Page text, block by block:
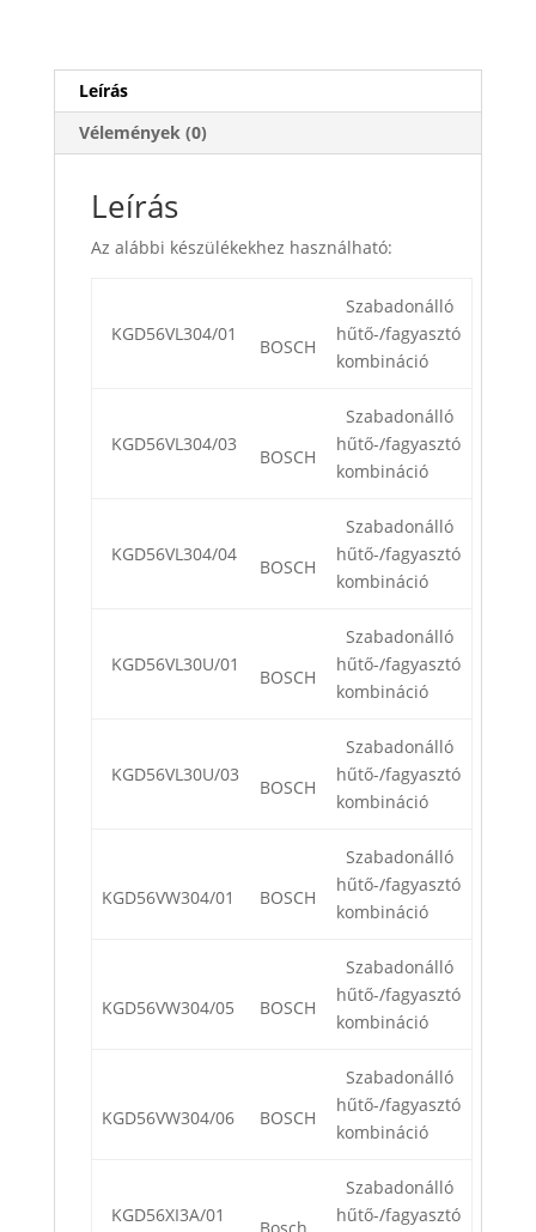
Leírás
Vélemények (0)
Leírás
Az alábbi készülékekhez használható:
KGD56VL304/01
BOSCH
Szabadonálló
hűtő-/fagyasztó
kombináció
KGD56VL304/03
BOSCH
Szabadonálló
hűtő-/fagyasztó
kombináció
KGD56VL304/04
BOSCH
Szabadonálló
hűtő-/fagyasztó
kombináció
KGD56VL30U/01
BOSCH
Szabadonálló
hűtő-/fagyasztó
kombináció
KGD56VL30U/03
BOSCH
Szabadonálló
hűtő-/fagyasztó
kombináció
KGD56VW304/01 BOSCH
Szabadonálló
hűtő-/fagyasztó
kombináció
KGD56VW304/05 BOSCH
Szabadonálló
hűtő-/fagyasztó
kombináció
KGD56VW304/06 BOSCH
Szabadonálló
hűtő-/fagyasztó
kombináció
KGD56XI3A/01
Szabadonálló
hűtő-/fagyasztó